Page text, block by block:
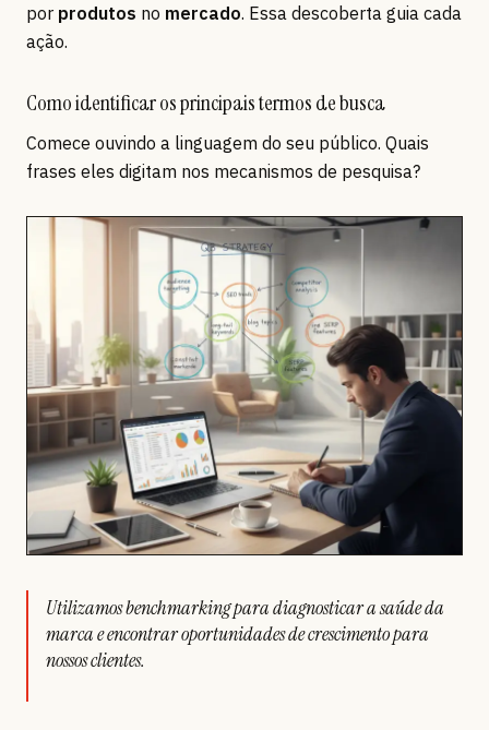
por produtos no mercado. Essa descoberta guia cada
ação.
Como identificar os principais termos de busca
Comece ouvindo a linguagem do seu público. Quais
frases eles digitam nos mecanismos de pesquisa?
Utilizamos benchmarking para diagnosticar a saúde da
marca e encontrar oportunidades de crescimento para
nossos clientes.